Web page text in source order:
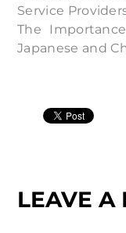
Service
The
Japanese and
LEAVE A